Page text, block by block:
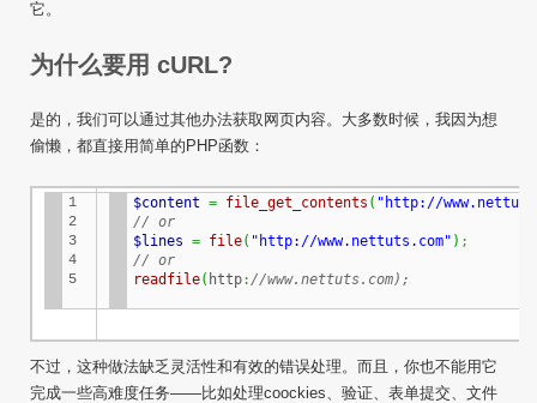
它。
为什么要用 cURL?
是的，我们可以通过其他办法获取网页内容。大多数时候，我因为想
偷懒，都直接用简单的PHP函数：
1
2
3
4
5
$content = file_get_contents ( "http://
// or
$lines = file( "http://www.nettuts.com" ) ;
// or
readfile( http://www.nettuts.com);
不过，这种做法缺乏灵活性和有效的错误处理。而且，你也不能用它
完成一些高难度任务——比如处理coockies、验证、表单提交、文件